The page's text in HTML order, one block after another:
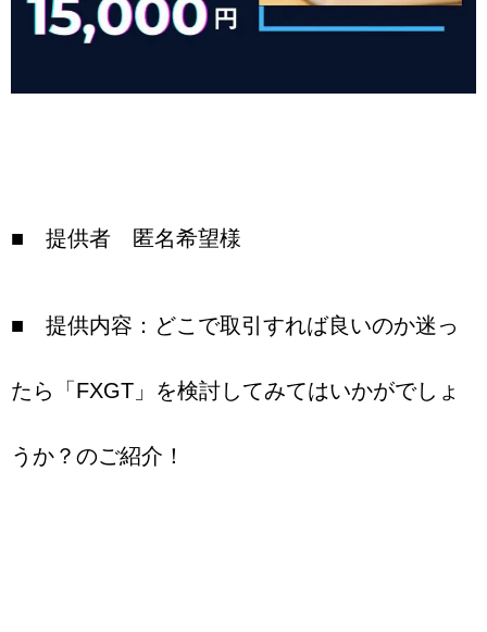
■ 提供者 匿名希望様
■ 提供内容：どこで取引すれば良いのか迷っ
たら「FXGT」を検討してみてはいかがでしょ
うか？のご紹介！